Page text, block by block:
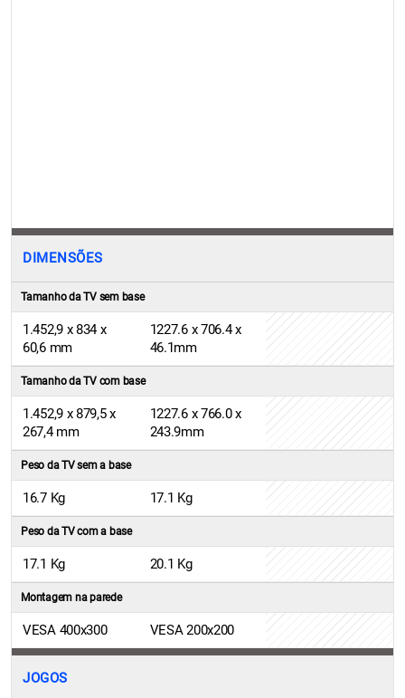
DIMENSÕES
Tamanho da TV sem base
1.452,9 x 834 x
60,6 mm
1227.6 x 706.4 x
46.1mm
Tamanho da TV com base
1.452,9 x 879,5 x
267,4 mm
1227.6 x 766.0 x
243.9mm
Peso da TV sem a base
16.7 Kg 17.1 Kg
Peso da TV com a base
17.1 Kg 20.1 Kg
Montagem na parede
VESA 400x300 VESA 200x200
JOGOS